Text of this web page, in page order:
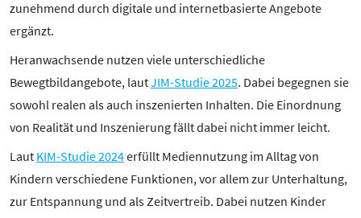
zunehmend durch digitale und internetbasierte Angebote
ergänzt.
Heranwachsende nutzen viele unterschiedliche
Bewegtbildangebote, lautJIM-Studie 2025. Dabei begegnen sie
sowohl realen als auch inszenierten Inhalten. Die Einordnung
von Realität und Inszenierung fällt dabei nicht immer leicht.
Laut KIM-Studie 2024erfüllt Mediennutzung im Alltag von
Kindern verschiedene Funktionen, vor allem zur Unterhaltung,
zur Entspannung und als Zeitvertreib. Dabei nutzen Kinder